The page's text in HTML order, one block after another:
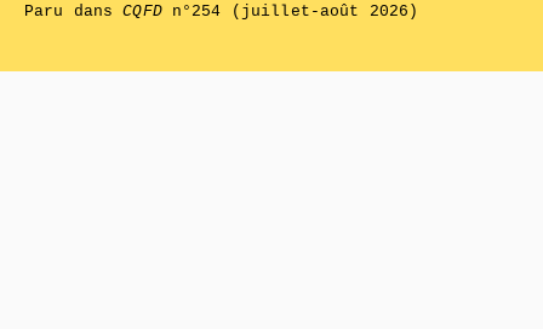
Paru dansCQFDn°254 (juillet-août 2026)